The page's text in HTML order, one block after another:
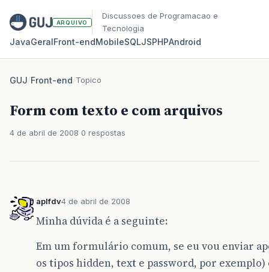
ARQUIVO
Discussoes de Programacao e
Tecnologia
JavaGeralFront‑endMobileSQLJSPHPAndroid
GUJ/Front-end/Topico
Form com texto e com arquivos
4 de abril de 2008 0 respostas
aplfdv4 de abril de 2008
Minha dúvida é a seguinte:
Em um formulário comum, se eu vou enviar
os tipos hidden, text e password, por